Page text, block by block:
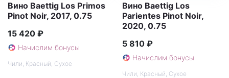
Вино Baettig Los Primos
Pinot Noir, 2017, 0.75
15 420 ₽
Начислим бонусы
Чили Красный Сухое
Вино Baettig Los
Parientes Pinot Noir,
2020, 0.75
5 810 ₽
Начислим бонусы
Чили Красный Сухое